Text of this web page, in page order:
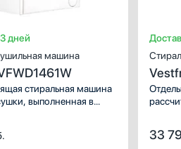
Глубина
дней
машина
стиральная машина
выполненная в
33